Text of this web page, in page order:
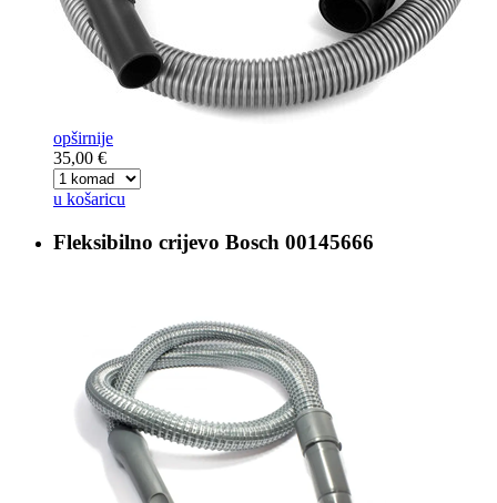
opširnije
35,00 €
u košaricu
Fleksibilno crijevo Bosch 00145666